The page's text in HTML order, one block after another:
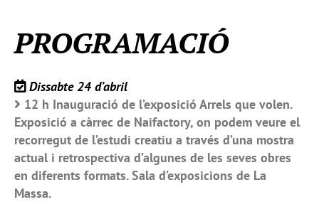
PROGRAMACIÓ
Dissabte 24 d’abril
12 h Inauguració de l’exposició Arrels que volen.
Exposició a càrrec de Naifactory, on podem veure el
recorregut de l’estudi creatiu a través d’una mostra
actual i retrospectiva d’algunes de les seves obres
en diferents formats. Sala d’exposicions de La
Massa.